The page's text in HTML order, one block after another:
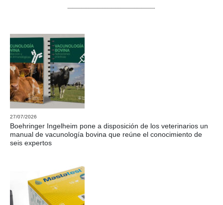
27/07/2026
Boehringer Ingelheim pone a disposición de los veterinarios un
manual de vacunología bovina que reúne el conocimiento de
seis expertos